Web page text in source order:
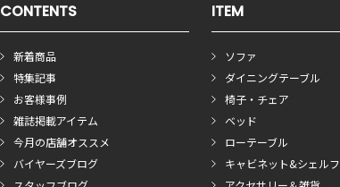
CONTENTS
新着商品
特集記事
お客様事例
雑誌掲載アイテム
今月の店舗オススメ
バイヤーズブログ
ITEM
ソファ
ダイニングテーブル
椅子・チェア
ベッド
ローテーブル
キャビネット&シェルフ